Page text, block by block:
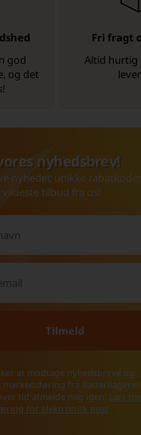
god
og det
Fri fragt
Altid hurtig
nyhedsbrev!
nyheder, unikke rabatkoder,
tilbud fra os!
at modtage nyhedsbreve og
fra Batterilageret
tid afmelde mig igen. Læs
for elektronisk post